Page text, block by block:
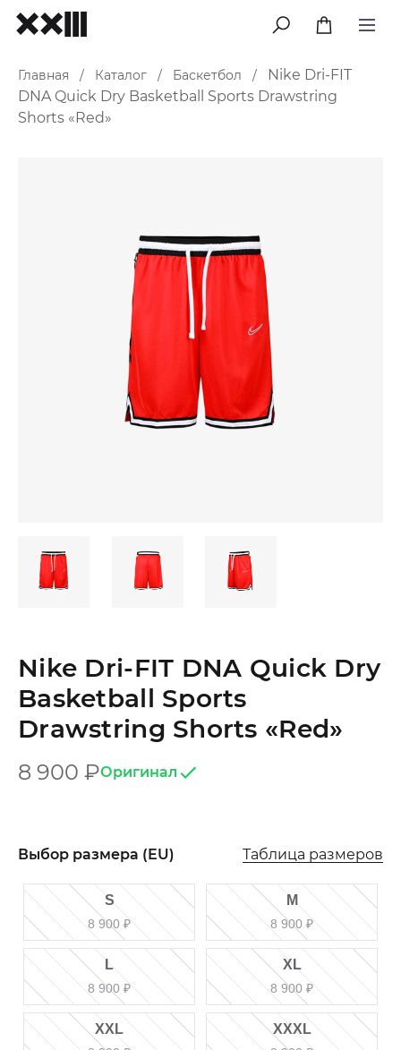
меню
Главная / Каталог / Баскетбол /
Nike Dri-FIT
DNA Quick Dry Basketball Sports Drawstring
Shorts «Red»
Nike Dri-FIT DNA Quick Dry
Basketball Sports
Drawstring Shorts «Red»
8 900 ₽Оригинал
Выбор размера (EU) Таблица размеров
S
8 900 ₽
M
8 900 ₽
L
8 900 ₽
XL
8 900 ₽
XXL XXXL